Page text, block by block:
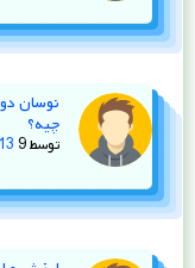
چیه؟
توسط9 ماه پیش